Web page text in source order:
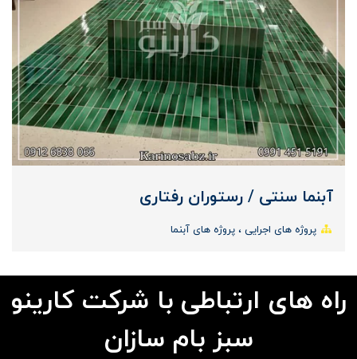
آبنما سنتی / رستوران رفتاری
پروژه های اجرایی پروژه های آبنما
راه های ارتباطی با شرکت کارینو
سبز بام سازان